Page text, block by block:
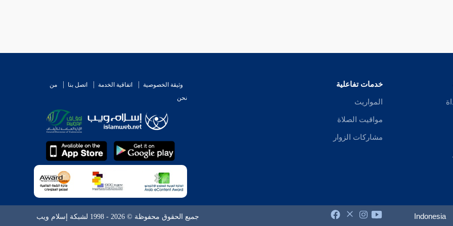
خدمات تفاعلية
المواريث
مواقيت الصلاة
مشاركات الزوار
وثيقة الخصوصية اتفاقية الخدمة اتصل بنا
من
نحن
Indonesia جميع الحقوق محفوظة © 2026 - 1998 لشبكة إسلام ويب